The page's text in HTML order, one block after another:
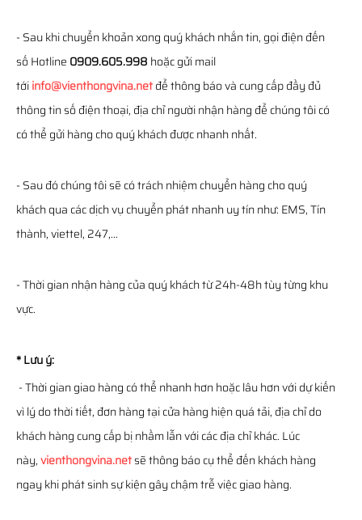
- Sau khi chuyển khoản xong quý khách nhắn tin, gọi điện đến
số Hotline 0909.605.998 hoặc gửi mail
tớiinfo@vienthongvina.netđể thông báo và cung cấp đầy đủ
thông tin số điện thoại, địa chỉ người nhận hàng để chúng tôi có
có thể gửi hàng cho quý khách được nhanh nhất.
- Sau đó chúng tôi sẽ có trách nhiệm chuyển hàng cho quý
khách qua các dịch vụ chuyển phát nhanh uy tín như: EMS, Tín
thành, viettel, 247,...
- Thời gian nhận hàng của quý khách từ 24h-48h tùy từng khu
vực.
* Lưu ý:
- Thời gian giao hàng có thể nhanh hơn hoặc lâu hơn với dự kiến
vì lý do thời tiết, đơn hàng tại cửa hàng hiện quá tải, địa chỉ do
khách hàng cung cấp bị nhầm lẫn với các địa chỉ khác. Lúc
này,vienthongvina.netsẽ thông báo cụ thể đến khách hàng
ngay khi phát sinh sự kiện gây chậm trễ việc giao hàng.